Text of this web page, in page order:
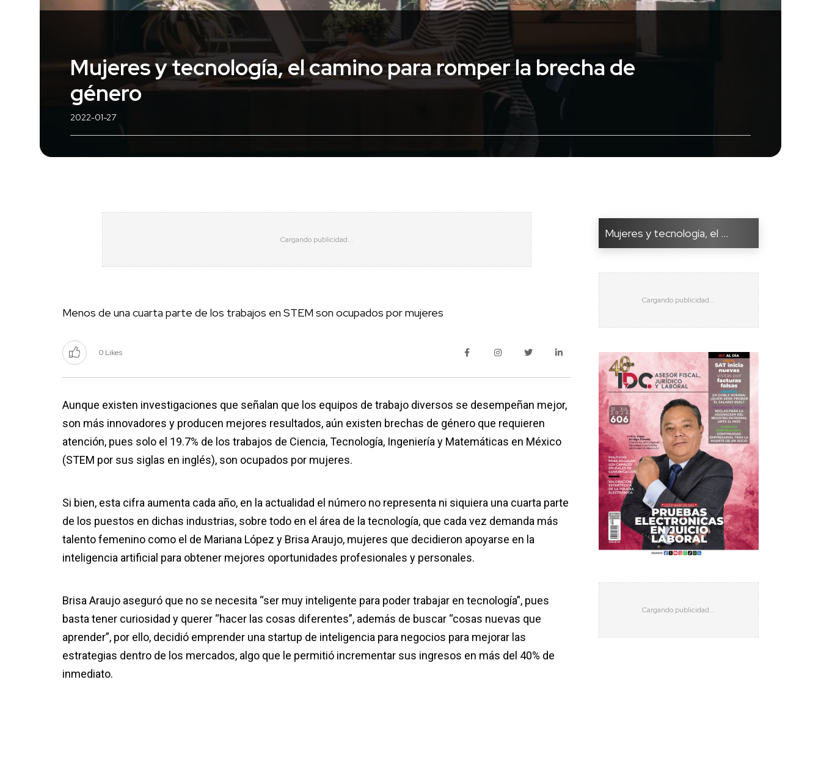
Mujeres y tecnología, el camino para romper la brecha de
género
2022-01-27
Menos de una cuarta parte de los trabajos en STEM son ocupados por mujeres
0 Likes
Aunque existen investigaciones que señalan que los equipos de trabajo diversos se desempeñan mejor,
son más innovadores y producen mejores resultados, aún existen brechas de género que requieren
atención, pues solo el 19.7% de los trabajos de Ciencia, Tecnología, Ingeniería y Matemáticas en México
(STEM por sus siglas en inglés), son ocupados por mujeres.
Si bien, esta cifra aumenta cada año, en la actualidad el número no representa ni siquiera una cuarta parte
de los puestos en dichas industrias, sobre todo en el área de la tecnología, que cada vez demanda más
talento femenino como el de Mariana López y Brisa Araujo, mujeres que decidieron apoyarse en la
inteligencia artificial para obtener mejores oportunidades profesionales y personales.
Brisa Araujo aseguró que no se necesita “ser muy inteligente para poder trabajar en tecnología”, pues
basta tener curiosidad y querer “hacer las cosas diferentes”, además de buscar “cosas nuevas que
aprender”, por ello, decidió emprender una startup de inteligencia para negocios para mejorar las
estrategias dentro de los mercados, algo que le permitió incrementar sus ingresos en más del 40% de
inmediato.
Mujeres y tecnología, el ...